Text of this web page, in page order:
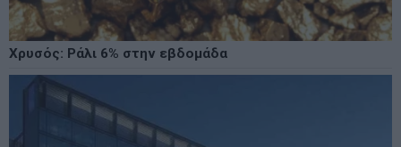
Χρυσός: Ράλι 6% στην εβδομάδα